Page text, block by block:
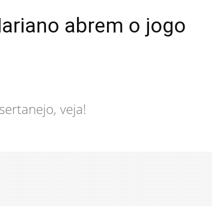
abrem o jogo
veja!